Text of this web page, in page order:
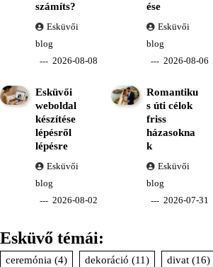
számíts?
Esküvői
blog
2026-08-08
ése
Esküvői
blog
2026-08-06
Esküvői
weboldal
készítése
lépésről
lépésre
Esküvői
blog
2026-08-02
Romantiku
s úti célok
friss
házasokna
k
Esküvői
blog
2026-07-31
Esküvő témái:
ceremónia (4) dekoráció (11) divat (16)